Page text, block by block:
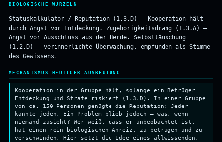
↑ ↑ ↑ ↓
Bindungs-Mech.
BINDUNG
Elterliche
PARENTAL INVESTMENT
Weibl. Strategie
HOHE INVESTITION
BIOLOGISCHE WURZELN
Statuskalkulator / Reputation (1.3.D) — Kooperation hält
durch Angst vor Entdeckung. Zugehörigkeitsdrang (1.3.A) —
Angst vor Ausschluss aus der Herde. Selbsttäuschung
(1.2.D) — verinnerlichte Überwachung, empfunden als Stimme
des Gewissens.
MECHANISMUS HEUTIGER AUSBEUTUNG
Kooperation in der Gruppe hält, solange ein Betrüger
Entdeckung und Strafe riskiert (1.3.D). In einer Gruppe
von ca. 150 Personen genügte die Reputation: Jeder
kannte jeden. Ein Problem blieb jedoch — was, wenn
niemand zusieht? Wer weiß, dass er unbeobachtet ist,
hat einen rein biologischen Anreiz, zu betrügen und zu
verschwinden. Hier setzt die Idee eines allwissenden,